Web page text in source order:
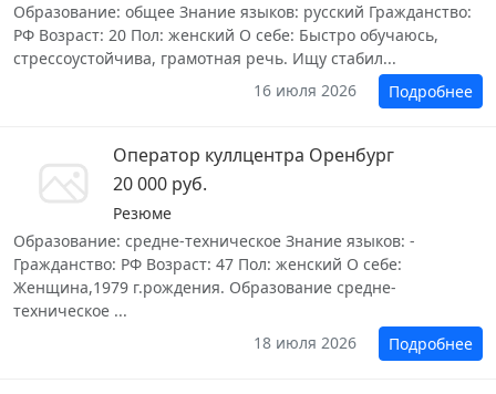
Образование: общее Знание языков: русский Гражданство:
РФ Возраст: 20 Пол: женский О себе: Быстро обучаюсь,
стрессоустойчива, грамотная речь. Ищу стабил...
16 июля 2026
Подробнее
Оператор куллцентра Оренбург
20 000 руб.
Резюме
Образование: средне-техническое Знание языков: -
Гражданство: РФ Возраст: 47 Пол: женский О себе:
Женщина,1979 г.рождения. Образование средне-
техническое ...
18 июля 2026
Подробнее